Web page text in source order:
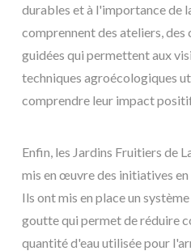
durables et à l'importance de
comprennent des ateliers, des
guidées qui permettent aux
techniques agroécologiques
comprendre leur impact
Enfin, les Jardins Fruitiers de
mis en œuvre des initiatives
Ils ont mis en place un
goutte qui permet de réduire
quantité d'eau utilisée pour